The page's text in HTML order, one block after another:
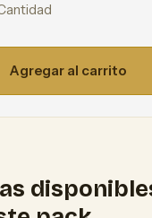
Agregar al carrito